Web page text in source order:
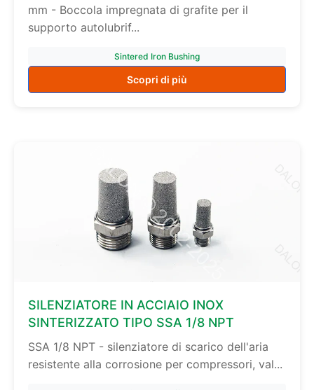
mm - Boccola impregnata di grafite per il
supporto autolubrif...
Sintered Iron Bushing
Scopri di più
SILENZIATORE IN ACCIAIO INOX
SINTERIZZATO TIPO SSA 1/8 NPT
SSA 1/8 NPT - silenziatore di scarico dell'aria
resistente alla corrosione per compressori, val...